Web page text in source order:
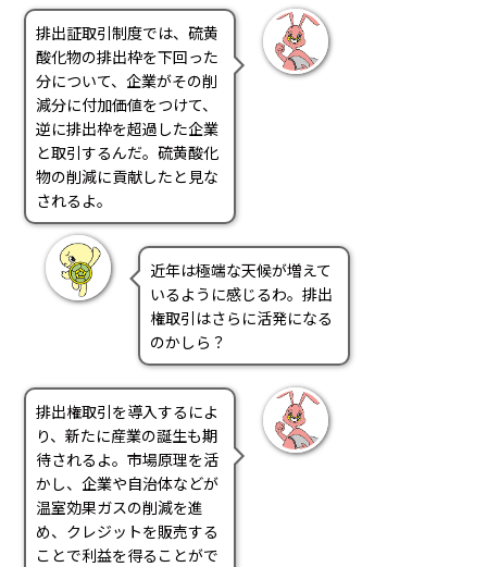
排出証取引制度では、硫黄
酸化物の排出枠を下回った
分について、企業がその削
減分に付加価値をつけて、
逆に排出枠を超過した企業
と取引するんだ。硫黄酸化
物の削減に貢献したと見な
されるよ。
近年は極端な天候が増えて
いるように感じるわ。排出
権取引はさらに活発になる
のかしら？
排出権取引を導入するによ
り、新たに産業の誕生も期
待されるよ。市場原理を活
かし、企業や自治体などが
温室効果ガスの削減を進
め、クレジットを販売する
ことで利益を得ることがで